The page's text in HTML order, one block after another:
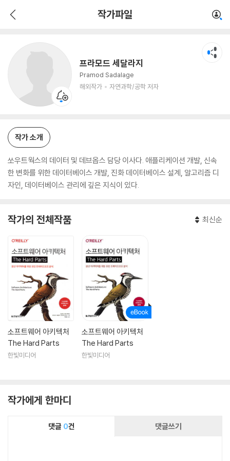
작가파일
프라모드 세달라지
Pramod Sadalage
해외작가
자연과학/공학 저자
자연과학/공학 저자
작가 소개
쏘우트웍스의 데이터 및 데브옵스 담당 이사다. 애플리케이션 개발, 신속
한 변화를 위한 데이터베이스 개발, 진화 데이터베이스 설계, 알고리즘 디
자인, 데이터베이스 관리에 깊은 지식이 있다.
작가의 전체작품 최신순
소프트웨어 아키텍처
The Hard Parts
한빛미디어
소프트웨어 아키텍처
The Hard Parts
한빛미디어
작가에게 한마디
댓글 0건 댓글쓰기